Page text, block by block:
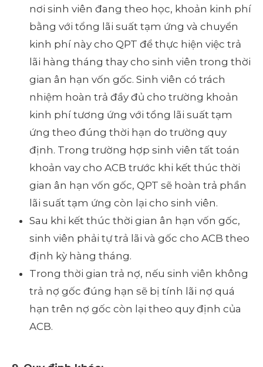
nơi sinh viên đang theo học, khoản kinh phí
bằng với tổng lãi suất tạm ứng và chuyển
kinh phí này cho QPT để thực hiện việc trả
lãi hàng tháng thay cho sinh viên trong thời
gian ân hạn vốn gốc. Sinh viên có trách
nhiệm hoàn trả đầy đủ cho trường khoản
kinh phí tương ứng với tổng lãi suất tạm
ứng theo đúng thời hạn do trường quy
định. Trong trường hợp sinh viên tất toán
khoản vay cho ACB trước khi kết thúc thời
gian ân hạn vốn gốc, QPT sẽ hoàn trả phần
lãi suất tạm ứng còn lại cho sinh viên.
Sau khi kết thúc thời gian ân hạn vốn gốc,
sinh viên phải tự trả lãi và gốc cho ACB theo
định kỳ hàng tháng.
Trong thời gian trả nợ, nếu sinh viên không
trả nợ gốc đúng hạn sẽ bị tính lãi nợ quá
hạn trên nợ gốc còn lại theo quy định của
ACB.